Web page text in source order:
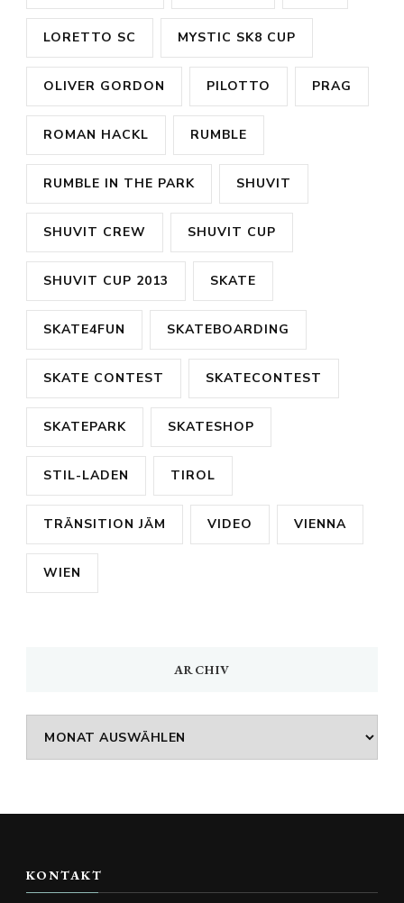
LORETTO SC MYSTIC SK8 CUP
OLIVER GORDON PILOTTO PRAG
ROMAN HACKL RUMBLE
RUMBLE IN THE PARK SHUVIT
SHUVIT CREW SHUVIT CUP
SHUVIT CUP 2013 SKATE
SKATE4FUN SKATEBOARDING
SKATE CONTEST SKATECONTEST
SKATEPARK SKATESHOP
STIL-LADEN TIROL
TRÄNSITION JÄM VIDEO VIENNA
WIEN
ARCHIV
Archiv
KONTAKT